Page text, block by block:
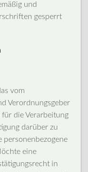
und
gesperrt
vom
Verordnungsgeber
für die Verarbeitung
darüber zu
personenbezogene
eine
in